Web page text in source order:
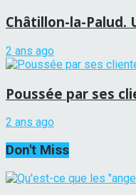
Châtillon-la-Palud.
2 ans ago
Poussée par ses
2 ans ago
Don't Miss